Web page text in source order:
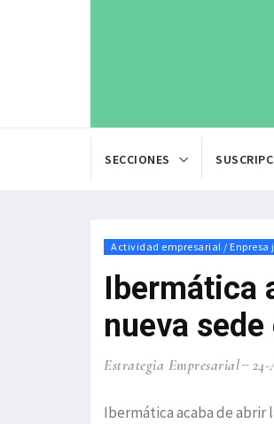
SECCIONES
Actividad empresarial / Enpresa
Ibermática
nueva sede
Estrategia Empresarial
Ibermática acaba de abrir